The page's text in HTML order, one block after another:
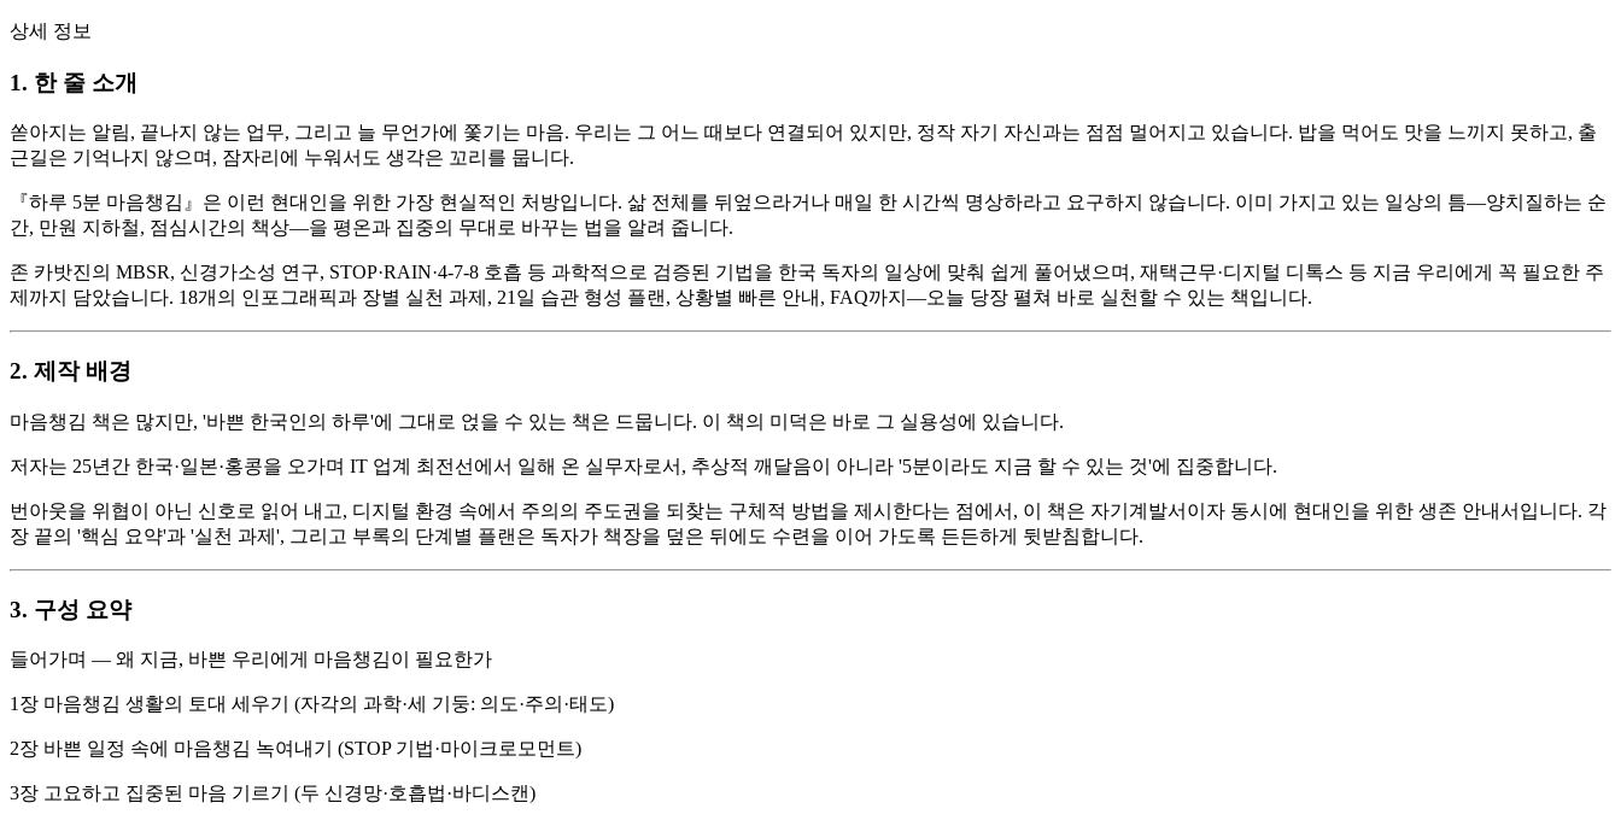
상세 정보
1. 한 줄 소개
쏟아지는 알림, 끝나지 않는 업무, 그리고 늘 무언가에 쫓기는 마음. 우리는 그 어느 때보다 연결되어 있지만, 정작 자기 자신과는 점점 멀어지고 있습니다. 밥을 먹어도 맛을 느끼지 못하고, 출
근길은 기억나지 않으며, 잠자리에 누워서도 생각은 꼬리를 뭅니다.
『하루 5분 마음챙김』은 이런 현대인을 위한 가장 현실적인 처방입니다. 삶 전체를 뒤엎으라거나 매일 한 시간씩 명상하라고 요구하지 않습니다. 이미 가지고 있는 일상의 틈—양치질하는 순
간, 만원 지하철, 점심시간의 책상—을 평온과 집중의 무대로 바꾸는 법을 알려 줍니다.
존 카밧진의 MBSR, 신경가소성 연구, STOP·RAIN·4-7-8 호흡 등 과학적으로 검증된 기법을 한국 독자의 일상에 맞춰 쉽게 풀어냈으며, 재택근무·디지털 디톡스 등 지금 우리에게 꼭 필요한 주
제까지 담았습니다. 18개의 인포그래픽과 장별 실천 과제, 21일 습관 형성 플랜, 상황별 빠른 안내, FAQ까지—오늘 당장 펼쳐 바로 실천할 수 있는 책입니다.
2. 제작 배경
마음챙김 책은 많지만, '바쁜 한국인의 하루'에 그대로 얹을 수 있는 책은 드뭅니다. 이 책의 미덕은 바로 그 실용성에 있습니다.
저자는 25년간 한국·일본·홍콩을 오가며 IT 업계 최전선에서 일해 온 실무자로서, 추상적 깨달음이 아니라 '5분이라도 지금 할 수 있는 것'에 집중합니다.
번아웃을 위협이 아닌 신호로 읽어 내고, 디지털 환경 속에서 주의의 주도권을 되찾는 구체적 방법을 제시한다는 점에서, 이 책은 자기계발서이자 동시에 현대인을 위한 생존 안내서입니다. 각
장 끝의 '핵심 요약'과 '실천 과제', 그리고 부록의 단계별 플랜은 독자가 책장을 덮은 뒤에도 수련을 이어 가도록 든든하게 뒷받침합니다.
3. 구성 요약
들어가며 — 왜 지금, 바쁜 우리에게 마음챙김이 필요한가
1장 마음챙김 생활의 토대 세우기 (자각의 과학·세 기둥: 의도·주의·태도)
2장 바쁜 일정 속에 마음챙김 녹여내기 (STOP 기법·마이크로모먼트)
3장 고요하고 집중된 마음 기르기 (두 신경망·호흡법·바디스캔)